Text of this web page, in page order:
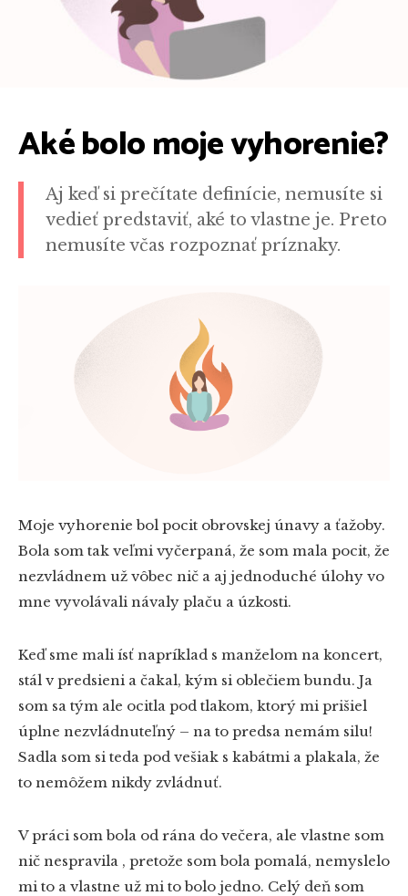
Aké bolo moje vyhorenie?
Aj keď si prečítate definície, nemusíte si
vedieť predstaviť, aké to vlastne je. Preto
nemusíte včas rozpoznať príznaky.
Moje vyhorenie bol pocit obrovskej únavy a ťažoby.
Bola som tak veľmi vyčerpaná, že som mala pocit, že
nezvládnem už vôbec nič a aj jednoduché úlohy vo
mne vyvolávali návaly plaču a úzkosti.
Keď sme mali ísť napríklad s manželom na koncert,
stál v predsieni a čakal, kým si oblečiem bundu. Ja
som sa tým ale ocitla pod tlakom, ktorý mi prišiel
úplne nezvládnuteľný – na to predsa nemám silu!
Sadla som si teda pod vešiak s kabátmi a plakala, že
to nemôžem nikdy zvládnuť.
V práci som bola od rána do večera, ale vlastne som
nič nespravila , pretože som bola pomalá, nemyslelo
mi to a vlastne už mi to bolo jedno. Celý deň som